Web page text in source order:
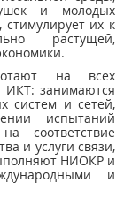
и молодых
их к
растущей,
на всех
ИКТ: занимаются
систем и сетей,
испытаний
соответствие
и услуги связи,
НИОКР и
и